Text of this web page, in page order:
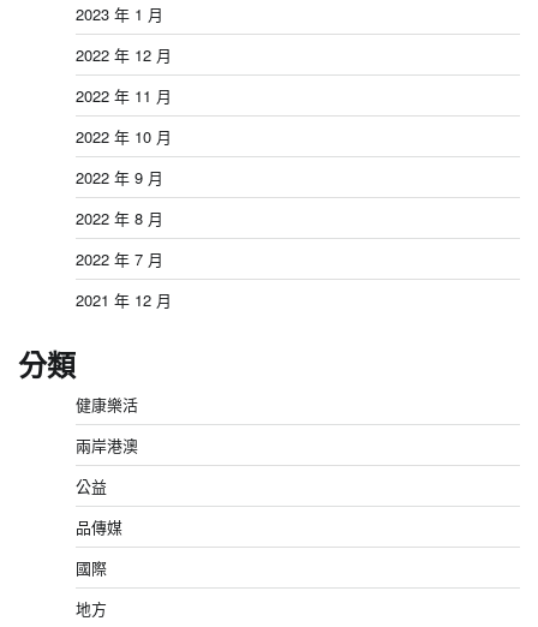
2023 年 1 月
2022 年 12 月
2022 年 11 月
2022 年 10 月
2022 年 9 月
2022 年 8 月
2022 年 7 月
2021 年 12 月
分類
健康樂活
兩岸港澳
公益
品傳媒
國際
地方